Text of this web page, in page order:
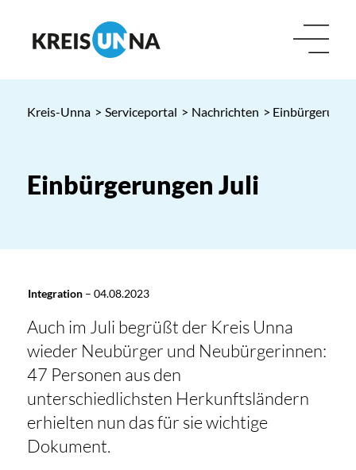
Kreis-Unna > Serviceportal > Nachrichten >
Einbürgerungen Juli
Integration– 04.08.2023
Auch im Juli begrüßt der Kreis Unna
wieder Neubürger und Neubürgerinnen:
47 Personen aus den
unterschiedlichsten Herkunftsländern
erhielten nun das für sie wichtige
Dokument.